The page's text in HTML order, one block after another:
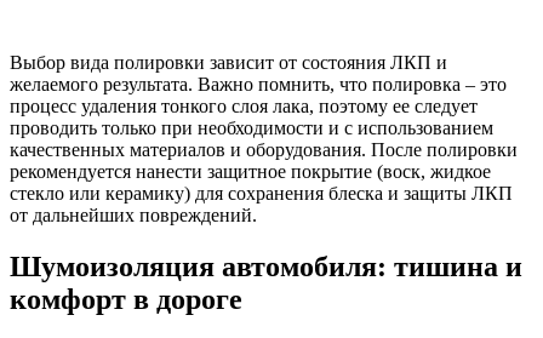
Выбор вида полировки зависит от состояния ЛКП и
желаемого результата. Важно помнить, что полировка – это
процесс удаления тонкого слоя лака, поэтому ее следует
проводить только при необходимости и с использованием
качественных материалов и оборудования. После полировки
рекомендуется нанести защитное покрытие (воск, жидкое
стекло или керамику) для сохранения блеска и защиты ЛКП
от дальнейших повреждений.
Шумоизоляция автомобиля: тишина и
комфорт в дороге